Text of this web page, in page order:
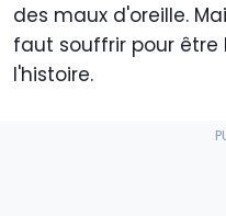
des maux d'oreille.
faut souffrir pour être
l'histoire.